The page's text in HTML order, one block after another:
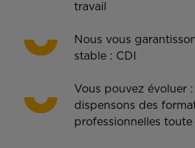
travail
Nous vous
stable : CDI
Vous pouvez évoluer :
dispensons des
professionnelles toute